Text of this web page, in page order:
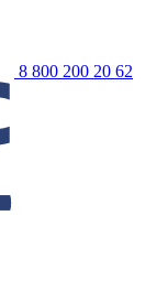
8 800 200 20 62